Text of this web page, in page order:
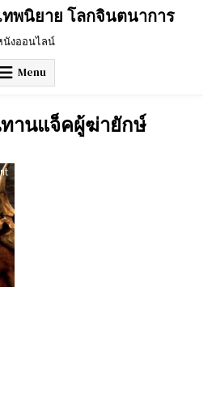
ทพนิยาย โลกจินตนาการ
นังออนไลน์
Menu
านแจ็คผู้ฆ่ายักษ์
on
รีวิว
Jack
the
Giant
Slayer
(2013)